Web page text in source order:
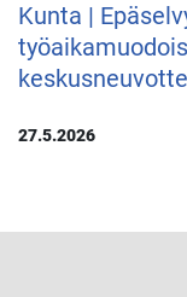
Kunta |
27.5.2026